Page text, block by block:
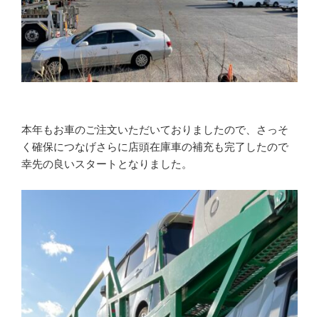
本年もお車のご注文いただいておりましたので、さっそ
く確保につなげさらに店頭在庫車の補充も完了したので
幸先の良いスタートとなりました。